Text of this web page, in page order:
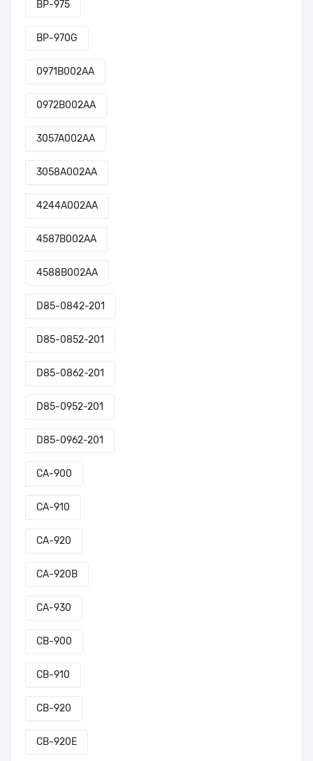
BP-975
BP-970G
0971B002AA
0972B002AA
3057A002AA
3058A002AA
4244A002AA
4587B002AA
4588B002AA
D85-0842-201
D85-0852-201
D85-0862-201
D85-0952-201
D85-0962-201
CA-900
CA-910
CA-920
CA-920B
CA-930
CB-900
CB-910
CB-920
CB-920E